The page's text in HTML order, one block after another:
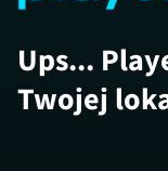
Ups...
Twojej